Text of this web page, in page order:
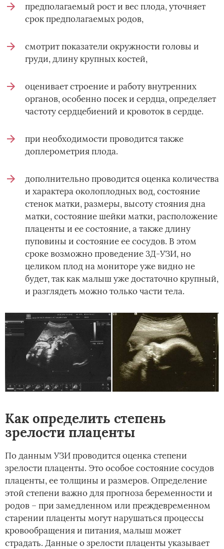
предполагаемый рост и вес плода, уточняет
срок предполагаемых родов,
смотрит показатели окружности головы и
груди, длину крупных костей,
оценивает строение и работу внутренних
органов, особенно посек и сердца, определяет
частоту сердцебиений и кровоток в сердце.
при необходимости проводится также
доплерометрия плода.
дополнительно проводится оценка количества
и характера околоплодных вод, состояние
стенок матки, размеры, высоту стояния дна
матки, состояние шейки матки, расположение
плаценты и ее состояние, а также длину
пуповины и состояние ее сосудов. В этом
сроке возможно проведение 3Д-УЗИ, но
целиком плод на мониторе уже видно не
будет, так как малыш уже достаточно крупный,
и разглядеть можно только части тела.
Как определить степень
зрелости плаценты
По данным УЗИ проводится оценка степени
зрелости плаценты. Это особое состояние сосудов
плаценты, ее толщины и размеров. Определение
этой степени важно для прогноза беременности и
родов – при замедленном или преждевременном
старении плаценты могут нарушаться процессы
кровообращения и питания, малыш может
страдать. Данные о зрелости плаценты указывает